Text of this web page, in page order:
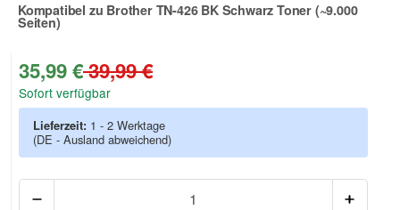
Kompatibel zu Brother TN-426 BK Schwarz Toner (~9.000
Seiten)
Zur Artikelbewertung
35,99 €39,99 €
Sofort verfügbar
Lieferzeit: 1 - 2 Werktage
(DE - Ausland abweichend)